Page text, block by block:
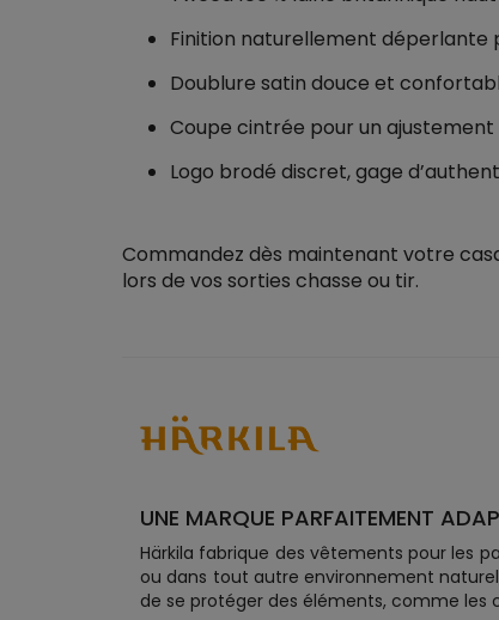
Finition naturellement
Doublure satin douce et
Coupe cintrée pour un
Logo brodé discret, gage
Commandez dès maintenant votre
lors de vos sorties chasse ou tir.
UNE MARQUE PARFAITEMENT
Härkila fabrique des vêtements pour les
ou dans tout autre environnement
de se protéger des éléments, comme les